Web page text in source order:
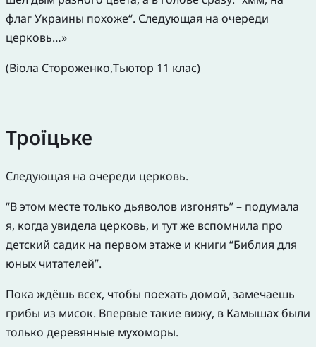
флаг Украины похоже“. Следующая на очереди
церковь…»
(Віола Стороженко,Тьютор 11 клас)
Троїцьке
Следующая на очереди церковь.
“В этом месте только дьяволов изгонять” – подумала
я, когда увидела церковь, и тут же вспомнила про
детский садик на первом этаже и книги “Библия для
юных читателей”.
Пока ждёшь всех, чтобы поехать домой, замечаешь
грибы из мисок. Впервые такие вижу, в Камышах были
только деревянные мухоморы.